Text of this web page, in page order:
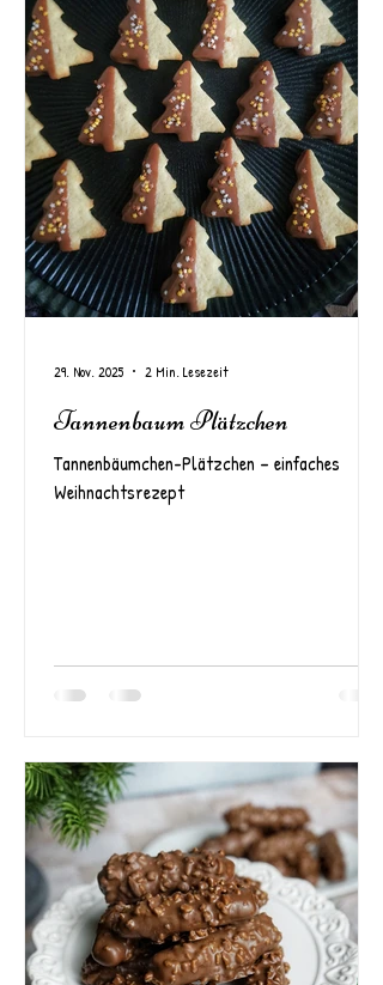
Tannenbaum Plätzchen
Tannenbäumchen-Plätzchen – einfaches
Weihnachtsrezept
29. Nov. 2025 2 Min. Lesezeit